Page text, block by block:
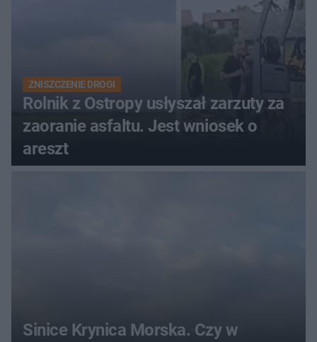
ZNISZCZENIE DROGI
Rolnik z Ostropy usłyszał zarzuty za
zaoranie asfaltu. Jest wniosek o
areszt
Sinice Krynica Morska. Czy w